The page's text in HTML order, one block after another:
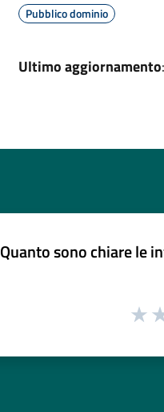
Pubblico dominio
Ultimo aggiornamento
Quanto sono chiare le